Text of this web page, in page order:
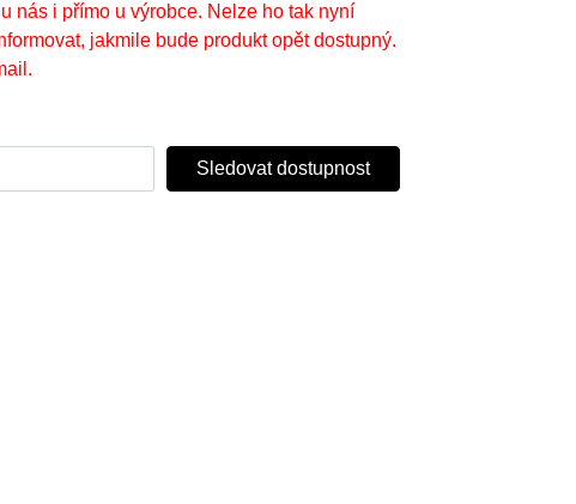
nás i přímo u výrobce. Nelze ho tak nyní
jakmile bude produkt opět dostupný.
Sledovat dostupnost